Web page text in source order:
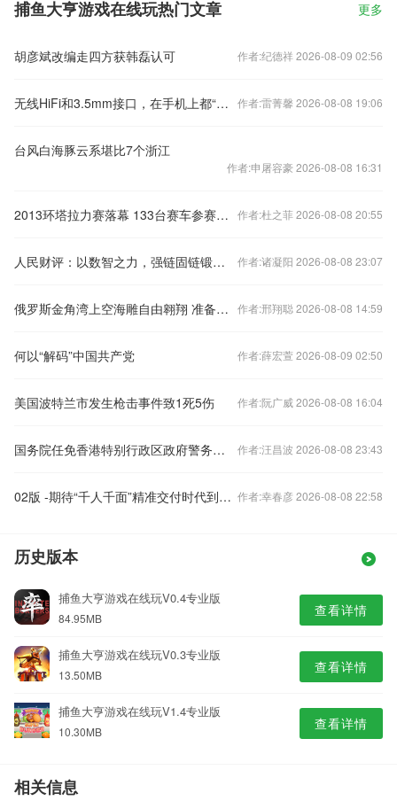
捕鱼大亨游戏在线玩热门文章 更多
胡彦斌改编走四方获韩磊认可 作者:纪德祥 2026-08-09 02:56
无线HiFi和3.5mm接口，在手机上都“半死不活” 作者:雷菁馨 2026-08-08 19:06
台风白海豚云系堪比7个浙江
作者:申屠容豪 2026-08-08 16:31
2013环塔拉力赛落幕 133台赛车参赛75台完赛 作者:杜之菲 2026-08-08 20:55
人民财评：以数智之力，强链固链锻造竞争力和韧性 作者:诸凝阳 2026-08-08 23:07
俄罗斯金角湾上空海雕自由翱翔 准备度过寒冷冬季 作者:邢翔聪 2026-08-08 14:59
何以“解码”中国共产党 作者:薛宏萱 2026-08-09 02:50
美国波特兰市发生枪击事件致1死5伤 作者:阮广威 2026-08-08 16:04
国务院任免香港特别行政区政府警务处处长 作者:汪昌波 2026-08-08 23:43
02版 -期待“千人千面”精准交付时代到来（子夜走笔） 作者:幸春彦 2026-08-08 22:58
历史版本
捕鱼大亨游戏在线玩V0.4专业版
84.95MB 查看详情
捕鱼大亨游戏在线玩V0.3专业版
13.50MB 查看详情
捕鱼大亨游戏在线玩V1.4专业版
10.30MB 查看详情
相关信息